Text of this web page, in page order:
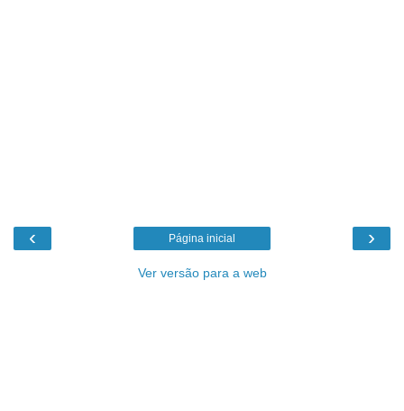
‹ ›
Página inicial
Ver versão para a web